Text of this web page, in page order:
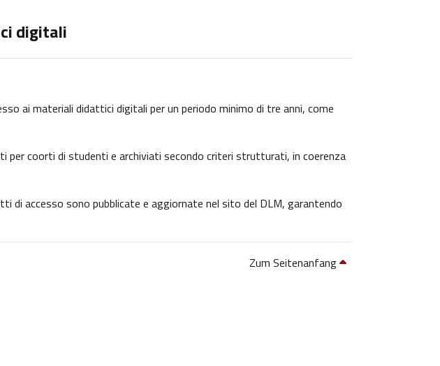
digitali
ai materiali didattici digitali per un periodo minimo di tre anni, come
coorti di studenti e archiviati secondo criteri strutturati, in coerenza
di accesso sono pubblicate e aggiornate nel sito del DLM, garantendo
Zum Seitenanfang